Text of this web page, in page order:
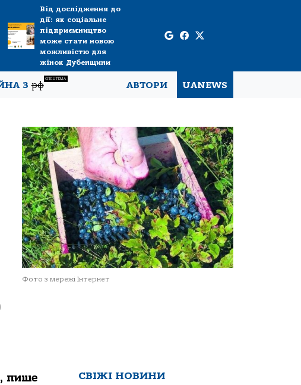
Від дослідження до
дії: як соціальне
підприємництво
може стати новою
можливістю для
жінок Дубенщини
Зрф
СПЕЦТЕМА
АВТОРИ UANEWS
Фото з мережі Інтернет
, пише
СВІЖІ НОВИНИ